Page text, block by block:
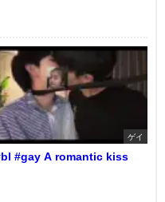
ゲイ
#gay A romantic kiss